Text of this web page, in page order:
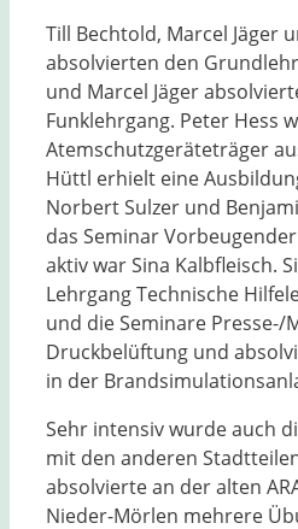
Till Bechtold, Marcel Jäger
absolvierten den
und Marcel Jäger
Funklehrgang. Peter Hess
Atemschutzgeräteträger
Hüttl erhielt eine
Norbert Sulzer und
das Seminar
aktiv war Sina Kalbfleisch.
Lehrgang Technische
und die Seminare Presse-/
Druckbelüftung und
in der
Sehr intensiv wurde auch
mit den anderen
absolvierte an der alten
Nieder-Mörlen mehrere